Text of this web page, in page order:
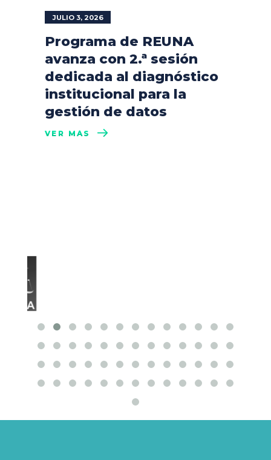
JULIO 3, 2026
Programa de REUNA
avanza con 2.ª sesión
dedicada al diagnóstico
institucional para la
gestión de datos
VER MÁS